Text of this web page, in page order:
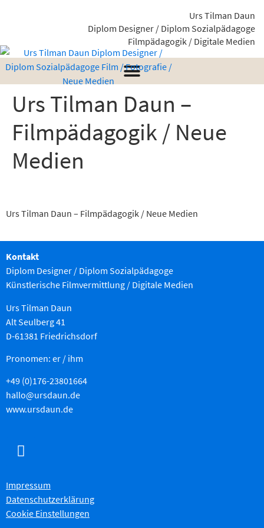
Urs Tilman Daun
Diplom Designer / Diplom Sozialpädagoge
Filmpädagogik / Digitale Medien
Urs Tilman Daun –
Filmpädagogik / Neue
Medien
Urs Tilman Daun – Filmpädagogik / Neue Medien
Kontakt
Diplom Designer / Diplom Sozialpädagoge
Künstlerische Filmvermittlung / Digitale Medien
Urs Tilman Daun
Alt Seulberg 41
D-61381 Friedrichsdorf
Pronomen: er / ihm
+49 (0)176-23801664
hallo@ursdaun.de
www.ursdaun.de
Impressum
Datenschutzerklärung
Cookie Einstellungen